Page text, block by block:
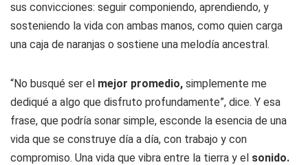
sus convicciones: seguir componiendo, aprendiendo, y
sosteniendo la vida con ambas manos, como quien carga
una caja de naranjas o sostiene una melodía ancestral.
“No busqué ser el mejor promedio, simplemente me
dediqué a algo que disfruto profundamente”, dice. Y esa
frase, que podría sonar simple, esconde la esencia de una
vida que se construye día a día, con trabajo y con
compromiso. Una vida que vibra entre la tierra y el sonido.